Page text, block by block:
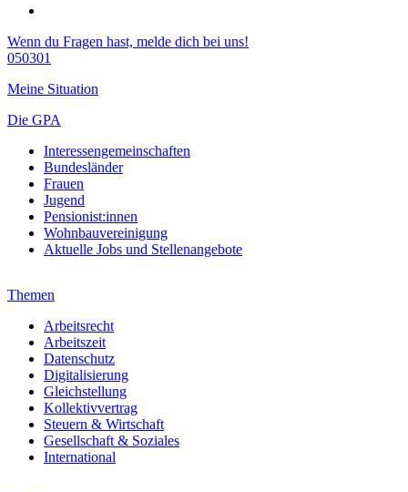
Wenn du Fragen hast, melde dich bei uns!
050301
Meine Situation
Die GPA
Interessengemeinschaften
Bundesländer
Frauen
Jugend
Pensionist:innen
Wohnbauvereinigung
Aktuelle Jobs und Stellenangebote
Themen
Arbeitsrecht
Arbeitszeit
Datenschutz
Digitalisierung
Gleichstellung
Kollektivvertrag
Steuern & Wirtschaft
Gesellschaft & Soziales
International